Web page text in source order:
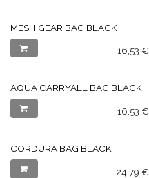
MESH GEAR BAG BLACK
16,53 €
AQUA CARRYALL BAG BLACK
16,53 €
CORDURA BAG BLACK
24,79 €